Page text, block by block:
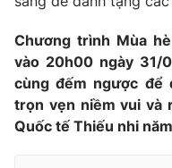
Ðiện thoại Thời báo VTV:
Email:toasoan@vtv.vn
Liên hệ quảng cáo:024-
Chương trình Mùa
vào 20h00 ngày 31/
cùng đếm ngược để
trọn vẹn niềm vui và
Quốc tế Thiếu nhi